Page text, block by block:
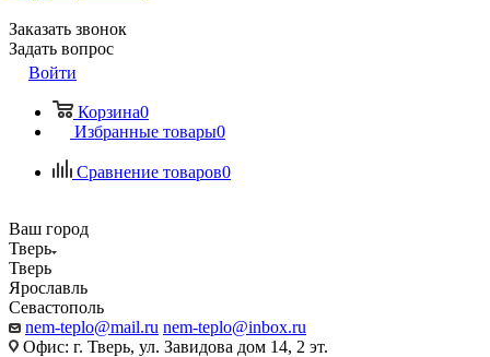
Заказать звонок
Задать вопрос
Войти
Корзина0
Избранные товары0
Сравнение товаров0
Ваш город
Тверь
Тверь
Ярославль
Севастополь
nem-teplo@mail.ru nem-teplo@inbox.ru
Офис: г. Тверь, ул. Завидова дом 14, 2 эт.